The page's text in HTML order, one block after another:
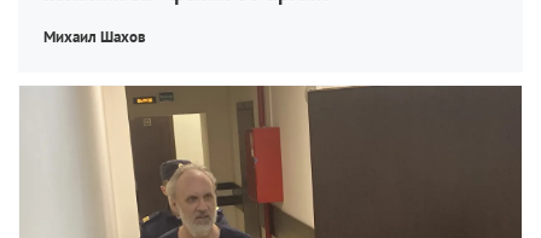
Михаил Шахов